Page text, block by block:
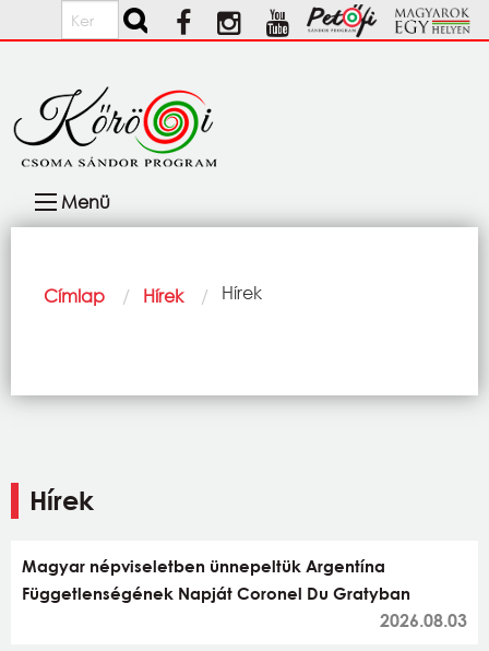
Ugrás a tartalomra
Keresés
navigáció
Menü
Morzsa
Címlap Hírek Current:
Hírek
Hírek
Magyar népviseletben ünnepeltük Argentína
Függetlenségének Napját Coronel Du Gratyban
2026.08.03